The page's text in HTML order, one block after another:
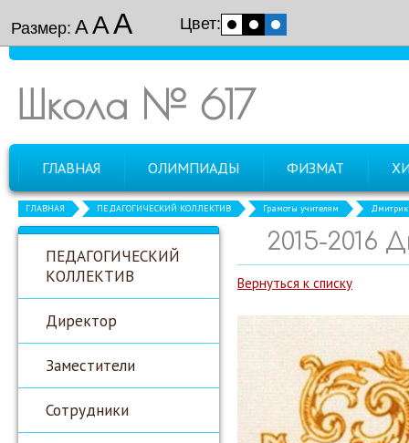
Размер: ААА Цвет:
Школа № 617
ГЛАВНАЯ ОЛИМПИАДЫ ФИЗМАТ
ГЛАВНАЯ ПЕДАГОГИЧЕСКИЙ КОЛЛЕКТИВ Грамоты учителям
ПЕДАГОГИЧЕСКИЙ
КОЛЛЕКТИВ
Директор
Заместители
Сотрудники
2015-2016
Вернуться к списку